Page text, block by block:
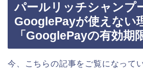
パールリッチシャンプ
GooglePayが使えない
「GooglePayの有効期
今、こちらの記事をご覧になって